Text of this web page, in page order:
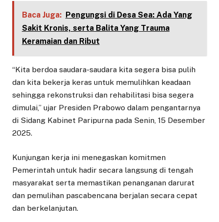
Baca Juga: Pengungsi di Desa Sea: Ada Yang
Sakit Kronis, serta Balita Yang Trauma
Keramaian dan Ribut
“Kita berdoa saudara-saudara kita segera bisa pulih
dan kita bekerja keras untuk memulihkan keadaan
sehingga rekonstruksi dan rehabilitasi bisa segera
dimulai,” ujar Presiden Prabowo dalam pengantarnya
di Sidang Kabinet Paripurna pada Senin, 15 Desember
2025.
Kunjungan kerja ini menegaskan komitmen
Pemerintah untuk hadir secara langsung di tengah
masyarakat serta memastikan penanganan darurat
dan pemulihan pascabencana berjalan secara cepat
dan berkelanjutan.